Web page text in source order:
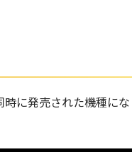
に発売された機種に